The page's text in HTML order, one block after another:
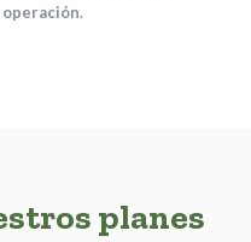
planes